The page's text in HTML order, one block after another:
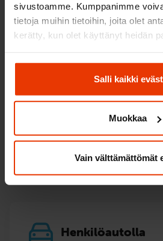
sivustoamme. Kumppanimme
tietoja muihin tietoihin, joita olet
kerätty, kun olet käyttänyt heidän
Salli kaikki
Muokkaa
Vain välttämättömät
TOIMIPAIKAN
Henkilöautolla